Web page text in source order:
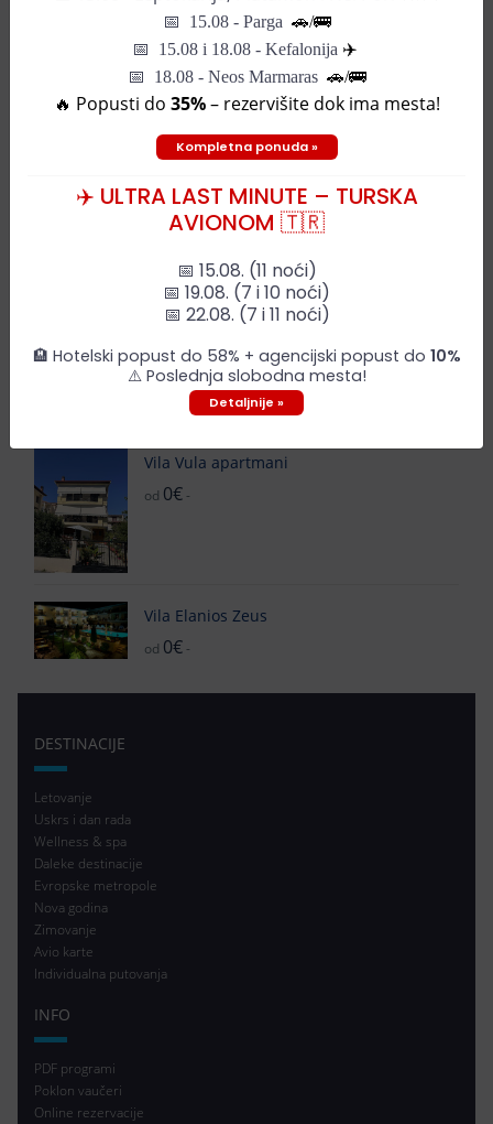
Leaflet| ©OpenStreetMap
Pozovite za informacije
SLIČNI HOTELI
Vila Anastasia
-
Vila Vula apartmani
od 0€ -
Vila Elanios Zeus
od 0€ -
📅 15.08 - Parga 🚗/🚌
📅 15.08 i 18.08 - Kefalonija ✈️
📅 18.08 - Neos Marmaras 🚗/🚌
🔥 Popusti do 35%– rezervišite dok ima mesta!
Kompletna ponuda »
✈️ ULTRA LAST MINUTE – TURSKA
AVIONOM 🇹🇷
📅 15.08. (11 noći)
📅 19.08. (7 i 10 noći)
📅 22.08. (7 i 11 noći)
🏨 Hotelski popust do 58% + agencijski popust do 10%
⚠️ Poslednja slobodna mesta!
Detaljnije »
DESTINACIJE
Letovanje
Uskrs i dan rada
Wellness & spa
Daleke destinacije
Evropske metropole
Nova godina
Zimovanje
Avio karte
Individualna putovanja
INFO
PDF programi
Poklon vaučeri
Online rezervacije